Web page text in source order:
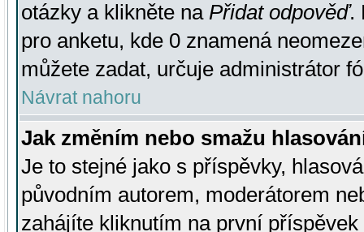
otázky a klikněte na Přidat odpověď.
pro anketu, kde 0 znamená
můžete zadat, určuje administrátor
Návrat nahoru
Jak změním nebo smažu
Je to stejné jako s příspěvky,
původním autorem, moderátorem
zahájíte kliknutím na první